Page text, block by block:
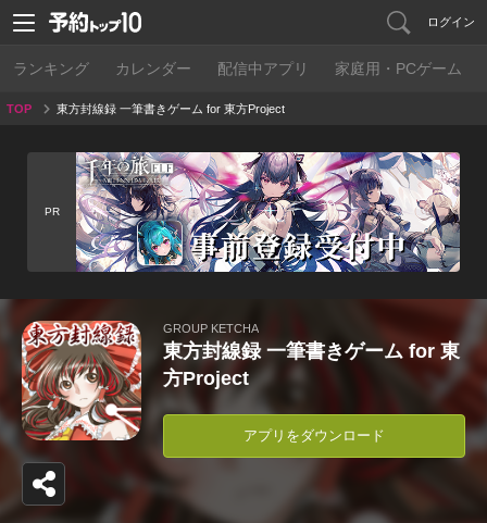
ログイン
ランキング カレンダー 配信中アプリ 家庭用・PCゲーム
TOP 東方封線録 一筆書きゲーム for 東方Project
PR
GROUP KETCHA
東方封線録 一筆書きゲーム for 東
方Project
アプリをダウンロード